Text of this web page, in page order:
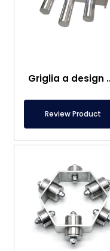
Griglia a design
Review Product